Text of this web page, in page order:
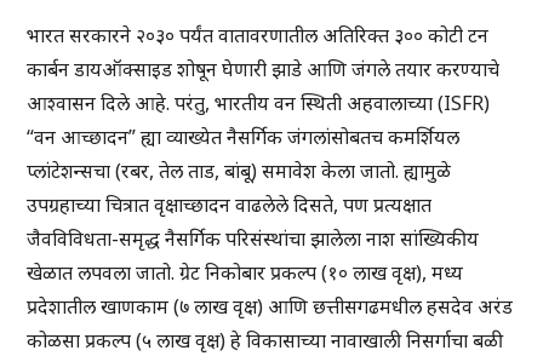
भारत सरकारने २०३० पर्यंत वातावरणातील अतिरिक्त ३०० कोटी टन
कार्बन डायऑक्साइड शोषून घेणारी झाडे आणि जंगले तयार करण्याचे
आश्वासन दिले आहे. परंतु, भारतीय वन स्थिती अहवालाच्या (ISFR)
“वन आच्छादन” ह्या व्याख्येत नैसर्गिक जंगलांसोबतच कमर्शियल
प्लांटेशन्सचा (रबर, तेल ताड, बांबू) समावेश केला जातो. ह्यामुळे
उपग्रहाच्या चित्रात वृक्षाच्छादन वाढलेले दिसते, पण प्रत्यक्षात
जैवविविधता-समृद्ध नैसर्गिक परिसंस्थांचा झालेला नाश सांख्यिकीय
खेळात लपवला जातो. ग्रेट निकोबार प्रकल्प (१० लाख वृक्ष), मध्य
प्रदेशातील खाणकाम (७ लाख वृक्ष) आणि छत्तीसगढमधील हसदेव अरंड
कोळसा प्रकल्प (५ लाख वृक्ष) हे विकासाच्या नावाखाली निसर्गाचा बळी